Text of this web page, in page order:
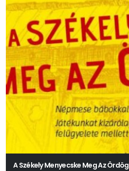
A Székely Menyecske Meg Az Ördög